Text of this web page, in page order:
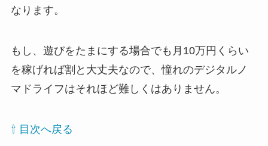
なります。
もし、遊びをたまにする場合でも月10万円くらい
を稼げれば割と大丈夫なので、憧れのデジタルノ
マドライフはそれほど難しくはありません。
⇧ 目次へ戻る